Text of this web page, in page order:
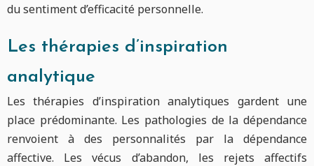
du sentiment d’efficacité personnelle.
Les thérapies d’inspiration
analytique
Les thérapies d’inspiration analytiques gardent une
place prédominante. Les pathologies de la dépendance
renvoient à des personnalités par la dépendance
affective. Les vécus d’abandon, les rejets affectifs